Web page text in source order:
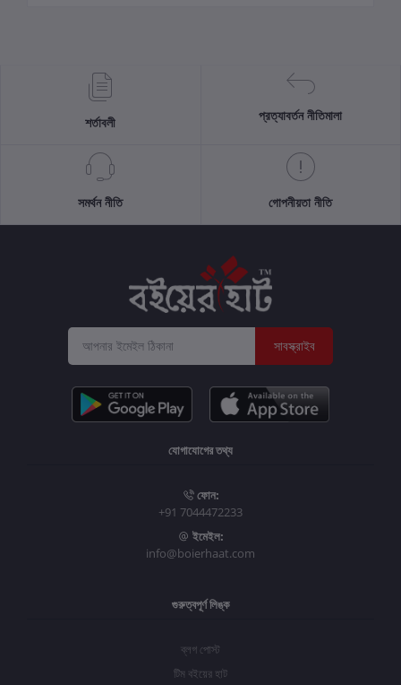
শর্তাবলী প্রত্যাবর্তন নীতিমালা
সমর্থন নীতি গোপনীয়তা নীতি
সাবস্ক্রাইব
যোগাযোগের তথ্য
ফোন:
+91 7044472233
ইমেইল:
info@boierhaat.com
গুরুত্বপূর্ণ লিঙ্ক
ব্লগ পোস্ট
টিম বইয়ের হাট